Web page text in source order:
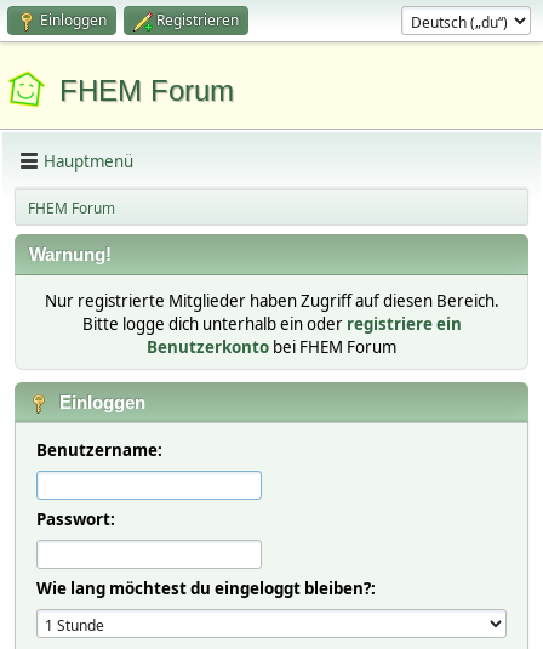
Einloggen Registrieren
FHEM Forum
Hauptmenü
FHEM Forum
Warnung!
Nur registrierte Mitglieder haben Zugriff auf diesen Bereich.
Bitte logge dich unterhalb ein oder registriere ein
Benutzerkonto bei FHEM Forum
Einloggen
Benutzername:
Passwort:
Wie lang möchtest du eingeloggt bleiben?: